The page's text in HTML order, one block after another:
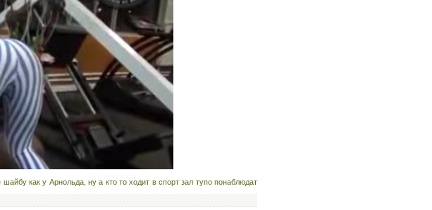
как у Арнольда, ну а кто то ходит в спорт зал тупо понаблюдат